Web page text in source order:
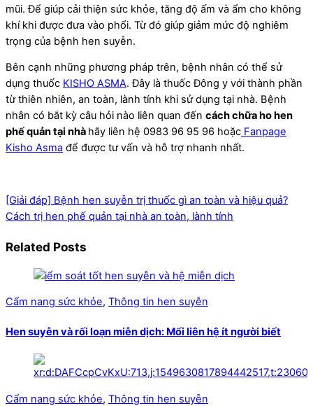
mũi. Để giúp cải thiện sức khỏe, tăng độ ấm và ẩm cho không
khí khi được đưa vào phổi. Từ đó giúp giảm mức độ nghiêm
trọng của bệnh hen suyễn.
Bên cạnh những phương pháp trên, bệnh nhân có thể sử
dụng thuốc KISHO ASMA. Đây là thuốc Đông y với thành phần
từ thiên nhiên, an toàn, lành tính khi sử dụng tại nhà. Bệnh
nhân có bắt kỳ câu hỏi nào liên quan đến cách chữa ho hen
phế quản tại nhà hãy liên hệ 0983 96 95 96 hoặc Fanpage
Kisho Asma để được tư vấn và hỗ trợ nhanh nhất.
[Giải đáp] Bệnh hen suyễn trị thuốc gì an toàn và hiệu quả?
Cách trị hen phế quản tại nhà an toàn, lành tính
Related Posts
Cẩm nang sức khỏe, Thông tin hen suyễn
Hen suyễn và rối loạn miễn dịch: Mối liên hệ ít người biết
Cẩm nang sức khỏe, Thông tin hen suyễn